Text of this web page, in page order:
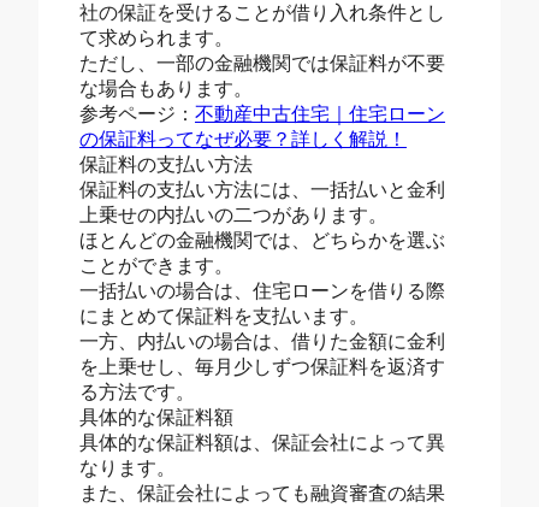
社の保証を受けることが借り入れ条件とし
て求められます。
ただし、一部の金融機関では保証料が不要
な場合もあります。
参考ページ： 不動産中古住宅｜住宅ローン
の保証料ってなぜ必要？詳しく解説！
保証料の支払い方法
保証料の支払い方法には、一括払いと金利
上乗せの内払いの二つがあります。
ほとんどの金融機関では、どちらかを選ぶ
ことができます。
一括払いの場合は、住宅ローンを借りる際
にまとめて保証料を支払います。
一方、内払いの場合は、借りた金額に金利
を上乗せし、毎月少しずつ保証料を返済す
る方法です。
具体的な保証料額
具体的な保証料額は、保証会社によって異
なります。
また、保証会社によっても融資審査の結果